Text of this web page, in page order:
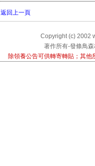
返回上一頁
Copyright (c) 2002
著作所有-發條鳥
除領養公告可供轉寄轉貼；其